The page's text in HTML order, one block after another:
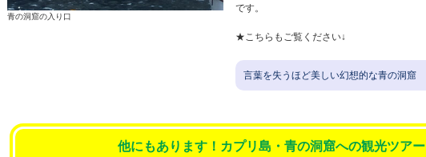
青の洞窟の入り口
です。
★こちらもご覧ください↓
言葉を失うほど美しい幻想的な青の洞窟
他にもあります！カプリ島・青の洞窟への観光ツアー